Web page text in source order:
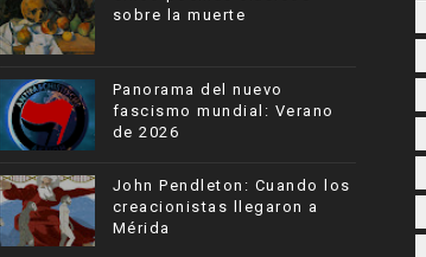
sobre la muerte
Panorama del nuevo
fascismo mundial: Verano
de 2026
John Pendleton: Cuando los
creacionistas llegaron a
Mérida